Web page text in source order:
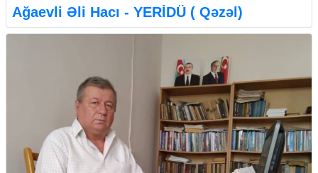
Ağaevli Əli Hacı - YERİDÜ ( Qəzəl)